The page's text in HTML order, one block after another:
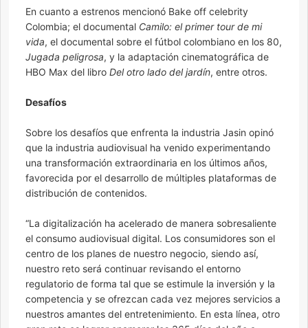
En cuanto a estrenos mencionó Bake off celebrity
Colombia; el documental Camilo: el primer tour de mi
vida, el documental sobre el fútbol colombiano en los 80,
Jugada peligrosa, y la adaptación cinematográfica de
HBO Max del libro Del otro lado del jardín, entre otros.
Desafíos
Sobre los desafíos que enfrenta la industria Jasin opinó
que la industria audiovisual ha venido experimentando
una transformación extraordinaria en los últimos años,
favorecida por el desarrollo de múltiples plataformas de
distribución de contenidos.
“La digitalización ha acelerado de manera sobresaliente
el consumo audiovisual digital. Los consumidores son el
centro de los planes de nuestro negocio, siendo así,
nuestro reto será continuar revisando el entorno
regulatorio de forma tal que se estimule la inversión y la
competencia y se ofrezcan cada vez mejores servicios a
nuestros amantes del entretenimiento. En esta línea, otro